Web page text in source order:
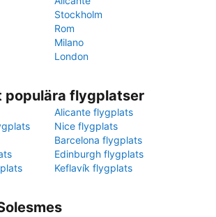
Stockholm
Rom
Milano
London
populära flygplatser
Alicante flygplats
Nice flygplats
Barcelona flygplats
Edinburgh flygplats
Keflavík flygplats